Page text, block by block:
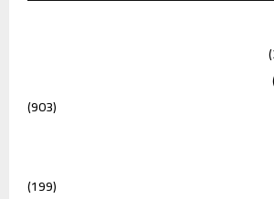
(903)
(199)